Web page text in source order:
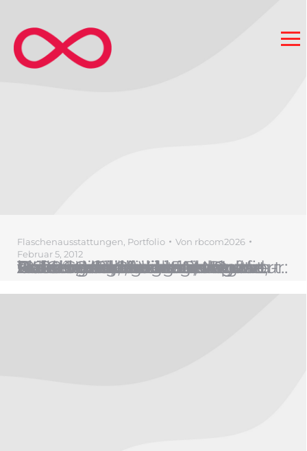
Flaschenausstattungen Portfolio Von rbcom2026
Februar 5, 2012
Briefing: Etikett, klassisches, modernes Outfit. Hoher Wiedererkennungswert. Anbaugebiet: Veneto Rebsorten: Corvina Veronese, Rondinella, Molinara, Negrara Weinverarbeitung: Bardolino DOC Geschmacksmerkmale: -Aussehen: klar rubinrot -Geruch: wenig mit einem milden und delikaten Duft -Geschmack: trocken, vollmundig, leicht bitter und harmonisch Serviertemperatur: 18-20° C Serviervorschlag: Braten, Wild, stark gewürzte Fleischgerichte.